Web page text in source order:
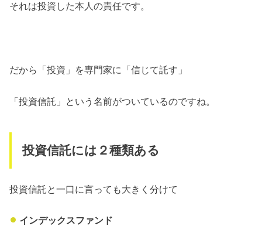
それは投資した本人の責任です。
だから「投資」を専門家に「信じて託す」
「投資信託」という名前がついているのですね。
投資信託には２種類ある
投資信託と一口に言っても大きく分けて
インデックスファンド